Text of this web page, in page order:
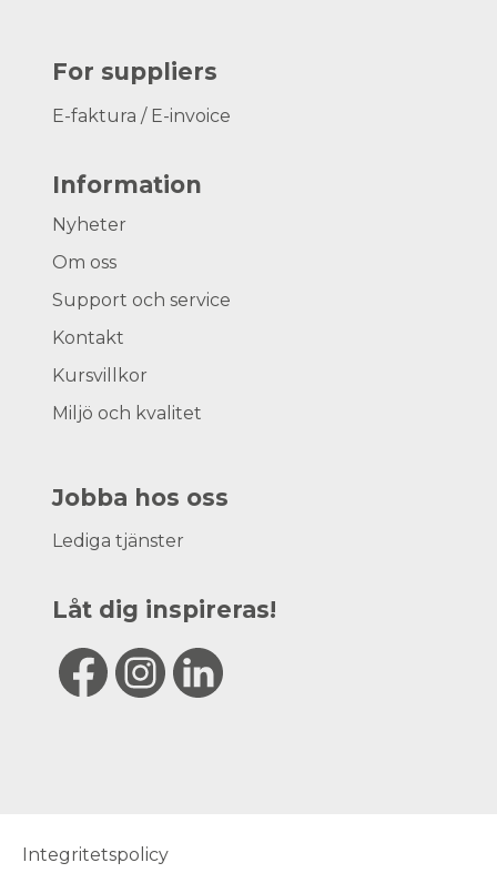
For suppliers
E-faktura / E-invoice
Information
Nyheter
Om oss
Support och service
Kontakt
Kursvillkor
Miljö och kvalitet
Jobba hos oss
Lediga tjänster
Låt dig inspireras!
Integritetspolicy